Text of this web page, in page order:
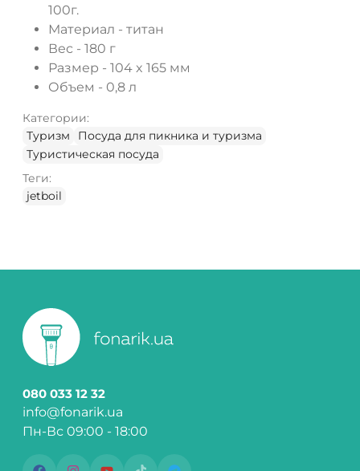
100г.
Материал - титан
Вес - 180 г
Размер - 104 x 165 мм
Объем - 0,8 л
Категории:
Туризм
Посуда для пикника и туризма
Туристическая посуда
Теги:
jetboil
080 033 12 32
info@fonarik.ua
Пн-Вс 09:00 - 18:00